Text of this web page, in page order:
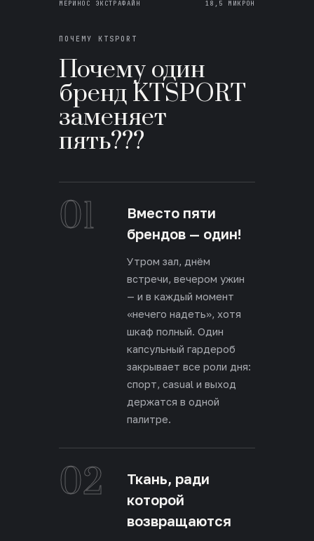
МЕРИНОС ЭКСТРАФАЙН 18,5 МИКРОН
ПОЧЕМУ KTSPORT
Почему один
бренд KTSPORT
заменяет
пять???
01
Вместо пяти
брендов — один!
Утром зал, днём
встречи, вечером ужин
— и в каждый момент
«нечего надеть», хотя
шкаф полный. Один
капсульный гардероб
закрывает все роли дня:
спорт, casual и выход
держатся в одной
палитре.
02
Ткань, ради
которой
возвращаются